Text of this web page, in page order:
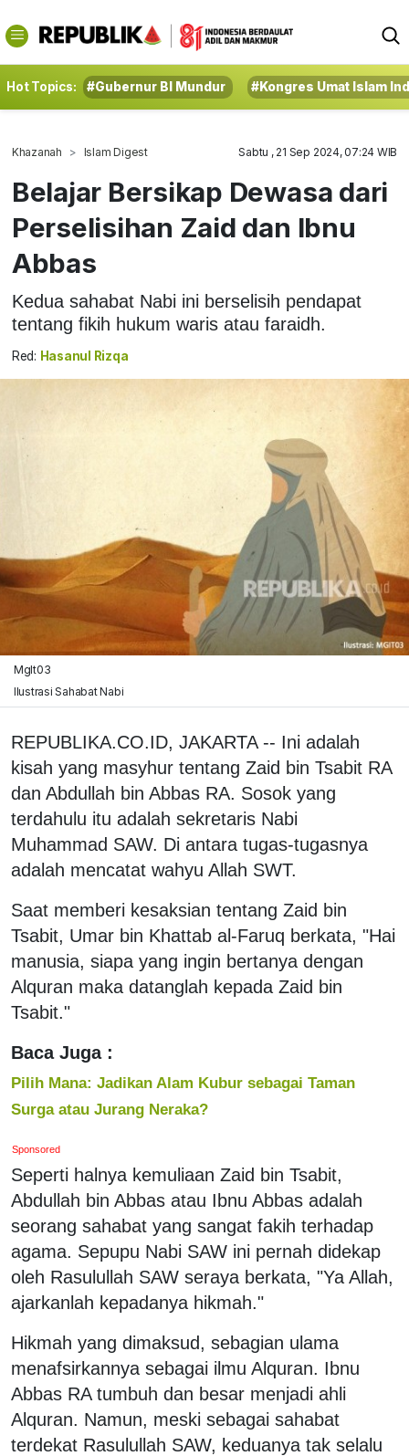
Hot Topics: #Gubernur BI Mundur #Kongres Umat Islam
Khazanah Islam Digest Sabtu , 21 Sep 2024, 07:24 WIB
Belajar Bersikap Dewasa dari
Perselisihan Zaid dan Ibnu
Abbas
Kedua sahabat Nabi ini berselisih pendapat
tentang fikih hukum waris atau faraidh.
Red: Hasanul Rizqa
MgIt03
Ilustrasi Sahabat Nabi
REPUBLIKA.CO.ID, JAKARTA -- Ini adalah
kisah yang masyhur tentang Zaid bin Tsabit RA
dan Abdullah bin Abbas RA. Sosok yang
terdahulu itu adalah sekretaris Nabi
Muhammad SAW. Di antara tugas-tugasnya
adalah mencatat wahyu Allah SWT.
Saat memberi kesaksian tentang Zaid bin
Tsabit, Umar bin Khattab al-Faruq berkata, "Hai
manusia, siapa yang ingin bertanya dengan
Alquran maka datanglah kepada Zaid bin
Tsabit."
Baca Juga :
Pilih Mana: Jadikan Alam Kubur sebagai Taman
Surga atau Jurang Neraka?
Sponsored
Seperti halnya kemuliaan Zaid bin Tsabit,
Abdullah bin Abbas atau Ibnu Abbas adalah
seorang sahabat yang sangat fakih terhadap
agama. Sepupu Nabi SAW ini pernah didekap
oleh Rasulullah SAW seraya berkata, "Ya Allah,
ajarkanlah kepadanya hikmah."
Hikmah yang dimaksud, sebagian ulama
menafsirkannya sebagai ilmu Alquran. Ibnu
Abbas RA tumbuh dan besar menjadi ahli
Alquran. Namun, meski sebagai sahabat
terdekat Rasulullah SAW, keduanya tak selalu